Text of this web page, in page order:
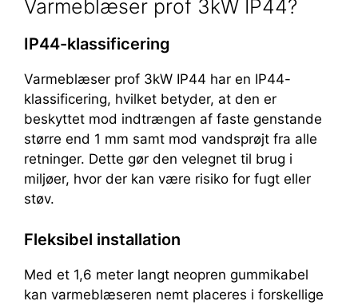
Varmeblæser prof 3kW IP44?
IP44-klassificering
Varmeblæser prof 3kW IP44 har en IP44-
klassificering, hvilket betyder, at den er
beskyttet mod indtrængen af faste genstande
større end 1 mm samt mod vandsprøjt fra alle
retninger. Dette gør den velegnet til brug i
miljøer, hvor der kan være risiko for fugt eller
støv.
Fleksibel installation
Med et 1,6 meter langt neopren gummikabel
kan varmeblæseren nemt placeres i forskellige